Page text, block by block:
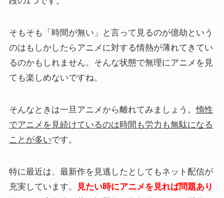
そもそも「時間が無い」と言って見るのが億劫という
のはもしかしたらアニメに対する情熱が薄れてきてい
るのかもしれません。そんな状態で無理にアニメを見
ても楽しめないですね。
そんなときは一旦アニメから離れてみましょう。惰性
でアニメを見続けているのは時間も労力も無駄になる
ことが多いです。
特に最近は、最新作を見逃したとしてもネット配信が
充実しています。
見たい時にアニメを見れば問題あり